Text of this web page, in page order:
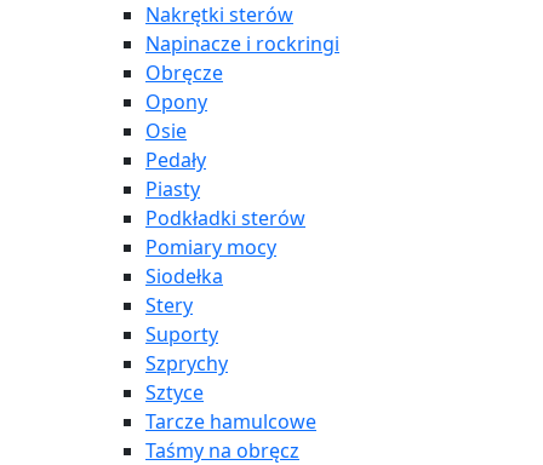
Nakrętki sterów
Napinacze i rockringi
Obręcze
Opony
Osie
Pedały
Piasty
Podkładki sterów
Pomiary mocy
Siodełka
Stery
Suporty
Szprychy
Sztyce
Tarcze hamulcowe
Taśmy na obręcz